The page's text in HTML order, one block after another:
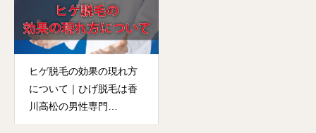
ヒゲ脱毛の効果の現れ方
について｜ひげ脱毛は香
川高松の男性専門